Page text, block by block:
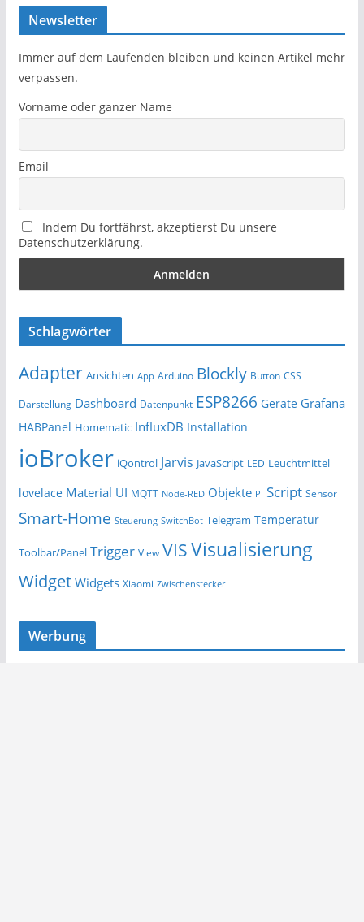
Newsletter
Immer auf dem Laufenden bleiben und keinen Artikel mehr
verpassen.
Vorname oder ganzer Name
Email
Indem Du fortfährst, akzeptierst Du unsere
Datenschutzerklärung.
Schlagwörter
Adapter Ansichten App Arduino Blockly Button CSS
Darstellung Dashboard Datenpunkt ESP8266 Geräte Grafana
HABPanel Homematic InfluxDB Installation
ioBroker iQontrol Jarvis JavaScript LED Leuchtmittel
lovelace Material UI MQTT Node-RED Objekte PI Script Sensor
Smart-Home Steuerung SwitchBot Telegram Temperatur
Toolbar/Panel Trigger View VISVisualisierung
Widget Widgets Xiaomi Zwischenstecker
Werbung